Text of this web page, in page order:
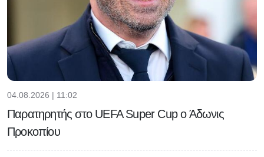
04.08.2026 | 11:02
Παρατηρητής στο UEFA Super Cup ο Άδωνις
Προκοπίου